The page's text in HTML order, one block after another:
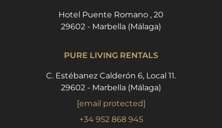
Hotel Puente Romano , 20
29602 - Marbella (Málaga)
PURE LIVING RENTALS
C. Estébanez Calderón 6, Local 11.
29602 - Marbella (Málaga)
[email protected]
+34 952 868 945